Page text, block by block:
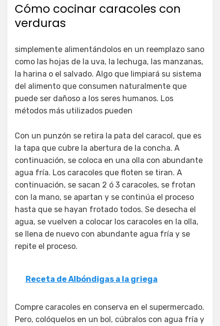
Cómo cocinar caracoles con
verduras
simplemente alimentándolos en un reemplazo sano
como las hojas de la uva, la lechuga, las manzanas,
la harina o el salvado. Algo que limpiará su sistema
del alimento que consumen naturalmente que
puede ser dañoso a los seres humanos. Los
métodos más utilizados pueden
Con un punzón se retira la pata del caracol, que es
la tapa que cubre la abertura de la concha. A
continuación, se coloca en una olla con abundante
agua fría. Los caracoles que floten se tiran. A
continuación, se sacan 2 ó 3 caracoles, se frotan
con la mano, se apartan y se continúa el proceso
hasta que se hayan frotado todos. Se desecha el
agua, se vuelven a colocar los caracoles en la olla,
se llena de nuevo con abundante agua fría y se
repite el proceso.
Receta de Albóndigas a la griega
Compre caracoles en conserva en el supermercado.
Pero, colóquelos en un bol, cúbralos con agua fría y